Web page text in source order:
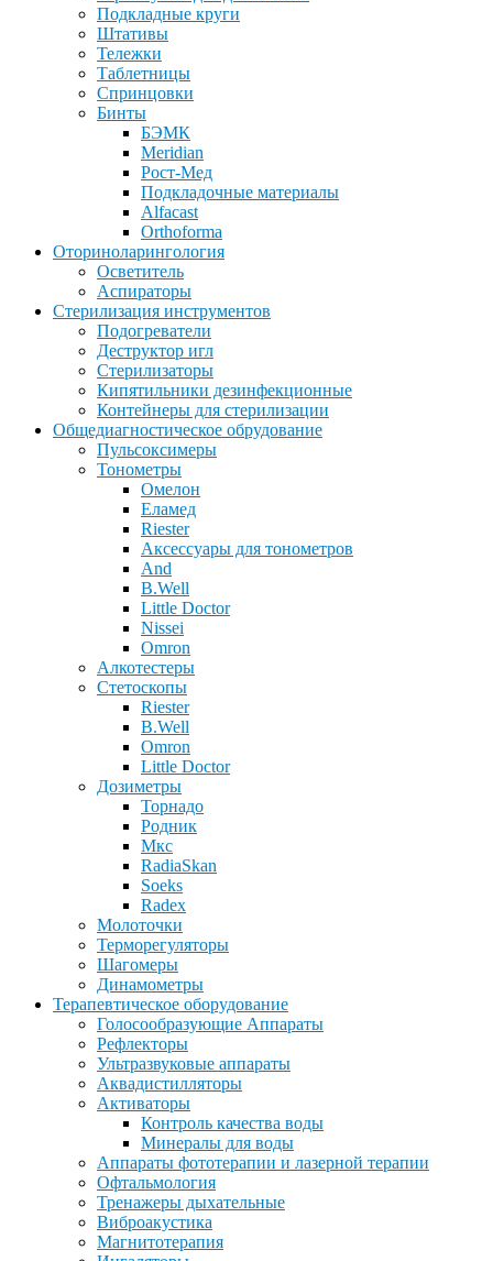
Подкладные круги
Штативы
Тележки
Таблетницы
Спринцовки
Бинты
БЭМК
Meridian
Рост-Мед
Подкладочные материалы
Alfacast
Orthoforma
Оториноларингология
Осветитель
Аспираторы
Стерилизация инструментов
Подогреватели
Деструктор игл
Стерилизаторы
Кипятильники дезинфекционные
Контейнеры для стерилизации
Общедиагностическое обрудование
Пульсоксимеры
Тонометры
Омелон
Еламед
Riester
Аксессуары для тонометров
And
B.Well
Little Doctor
Nissei
Omron
Алкотестеры
Стетоскопы
Riester
B.Well
Omron
Little Doctor
Дозиметры
Торнадо
Родник
Мкс
RadiaSkan
Soeks
Radex
Молоточки
Терморегуляторы
Шагомеры
Динамометры
Терапевтическое оборудование
Голосообразующие Аппараты
Рефлекторы
Ультразвуковые аппараты
Аквадистилляторы
Активаторы
Контроль качества воды
Минералы для воды
Аппараты фототерапии и лазерной терапии
Офтальмология
Тренажеры дыхательные
Виброакустика
Магнитотерапия